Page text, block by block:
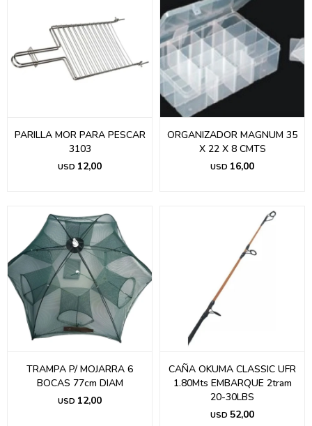
PARILLA MOR PARA PESCAR
3103
USD 12,00
ORGANIZADOR MAGNUM 35
X 22 X 8 CMTS
USD 16,00
TRAMPA P/ MOJARRA 6
BOCAS 77cm DIAM
USD 12,00
CAÑA OKUMA CLASSIC UFR
1.80Mts EMBARQUE 2tram
20-30LBS
USD 52,00